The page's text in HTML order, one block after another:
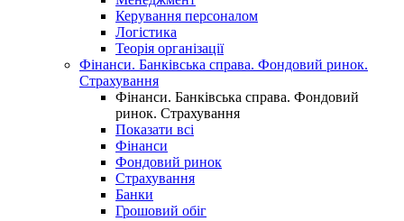
Керування персоналом
Логістика
Теорія організації
Фінанси. Банківська справа. Фондовий ринок.
Страхування
Фінанси. Банківська справа. Фондовий
ринок. Страхування
Показати всі
Фінанси
Фондовий ринок
Страхування
Банки
Грошовий обіг